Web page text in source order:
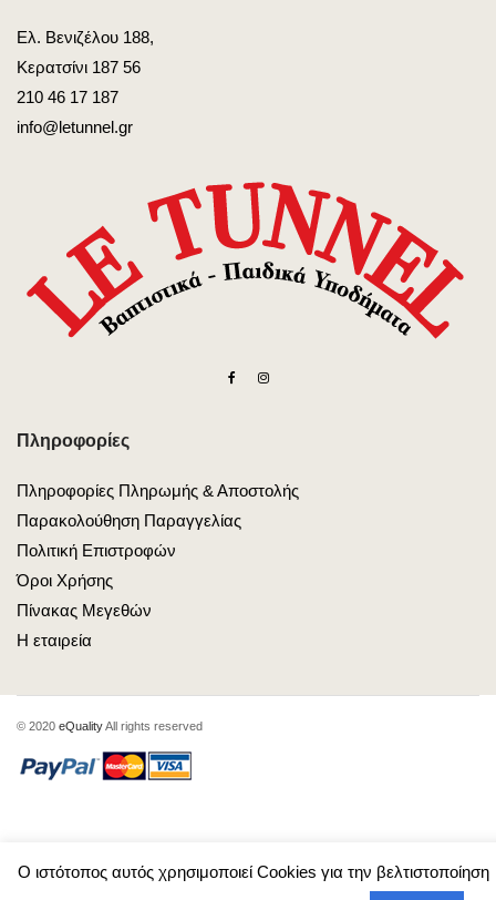
Ελ. Βενιζέλου 188,
Κερατσίνι 187 56
210 46 17 187
info@letunnel.gr
Πληροφορίες
Πληροφορίες Πληρωμής & Αποστολής
Παρακολούθηση Παραγγελίας
Πολιτική Επιστροφών
Όροι Χρήσης
Πίνακας Μεγεθών
Η εταιρεία
© 2020 eQualityAll rights reserved
0
Ο ιστότοπος αυτός χρησιμοποιεί Cookies για την βελτιστοποίηση